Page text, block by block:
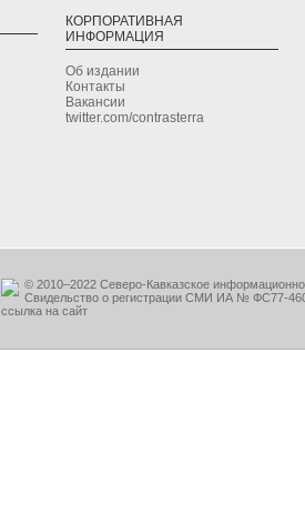
КОРПОРАТИВНАЯ
ИНФОРМАЦИЯ
Об издании
Контакты
Вакансии
twitter.com/contrasterra
© 2010–2022 Северо-Кавказское
Свидельство о регистрации СМИ ИА № ФС77-
ссылка на сайт